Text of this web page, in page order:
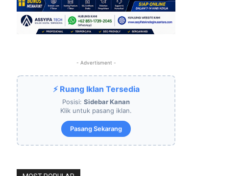
- Advertisment -
⚡ Ruang Iklan Tersedia
Posisi: Sidebar Kanan
Klik untuk pasang iklan.
Pasang Sekarang